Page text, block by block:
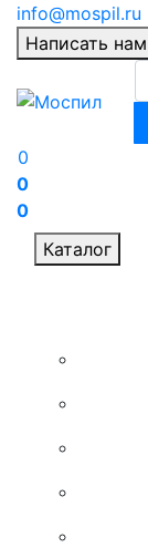
info@mospil.ru
Написать нам
0
0
0
Каталог